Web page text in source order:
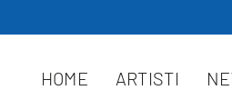
HOME ARTISTI